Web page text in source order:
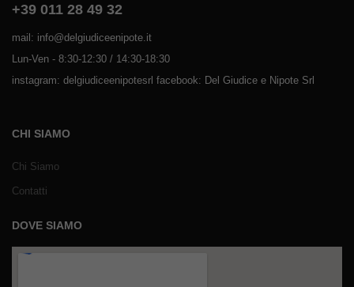
+39 011 28 49 32
mail: info@delgiudiceenipote.it
Lun-Ven - 8:30-12:30 / 14:30-18:30
instagram: delgiudiceenipotesrl facebook: Del Giudice e Nipote Srl
CHI SIAMO
Chi Siamo
Contatti
DOVE SIAMO